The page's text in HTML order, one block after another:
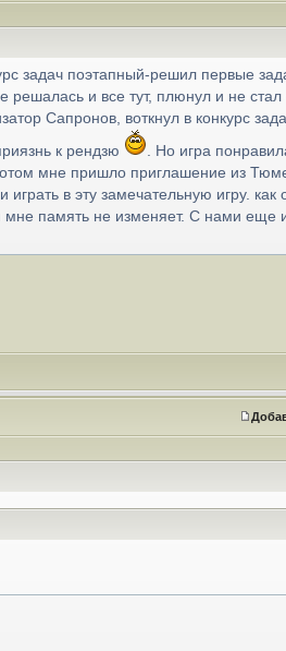
задач поэтапный-решил первые
и все тут, плюнул и не стал
Сапронов, воткнул в конкурс
к рендзю
. Но игра
мне пришло приглашение из
в эту замечательную игру. как
память не изменяет. С нами еще